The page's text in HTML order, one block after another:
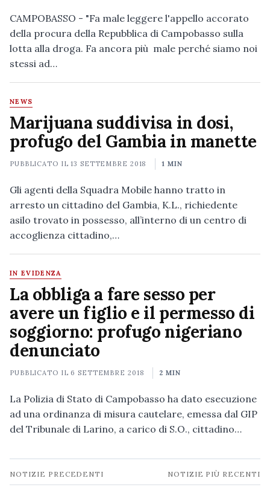
CAMPOBASSO - "Fa male leggere l'appello accorato
della procura della Repubblica di Campobasso sulla
lotta alla droga. Fa ancora più male perché siamo noi
stessi ad…
NEWS
Marijuana suddivisa in dosi,
profugo del Gambia in manette
PUBBLICATO IL13 SETTEMBRE 2018 1 MIN
Gli agenti della Squadra Mobile hanno tratto in
arresto un cittadino del Gambia, K.L., richiedente
asilo trovato in possesso, all’interno di un centro di
accoglienza cittadino,…
IN EVIDENZA
La obbliga a fare sesso per
avere un figlio e il permesso di
soggiorno: profugo nigeriano
denunciato
PUBBLICATO IL 6 SETTEMBRE 2018 2 MIN
La Polizia di Stato di Campobasso ha dato esecuzione
ad una ordinanza di misura cautelare, emessa dal GIP
del Tribunale di Larino, a carico di S.O., cittadino…
Navigazione
notizie
NOTIZIE PRECEDENTI NOTIZIE PIÙ RECENTI